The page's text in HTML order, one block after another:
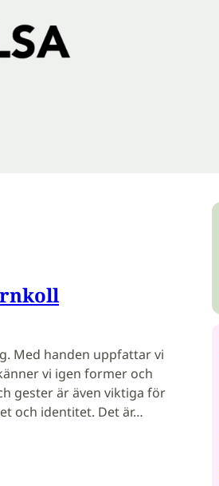
Med handen uppfattar vi
vi igen former och
gester är även viktiga för
och identitet. Det är…